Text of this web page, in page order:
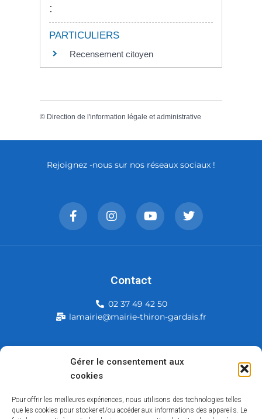
Gérer le consentement aux
cookies
Pour offrir les meilleures expériences, nous utilisons des technologies telles
que les cookies pour stocker et/ou accéder aux informations des appareils. Le
:
PARTICULIERS
Recensement citoyen
© Direction de l'information légale et administrative
Mairie de Thiron-Gardais
28480 Thiron-Gardais
Rejoignez -nous sur nos réseaux sociaux !
Contact
02 37 49 42 50
lamairie@mairie-thiron-gardais.fr